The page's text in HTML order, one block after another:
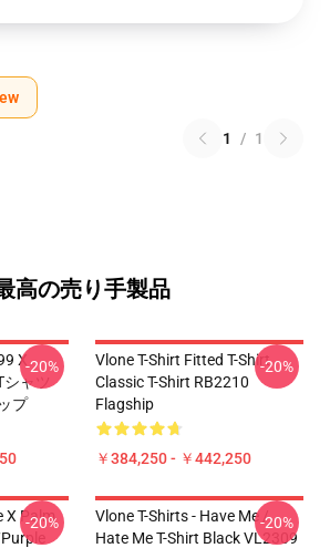
1 / 1
高の売り手製品
X
ャツ
プ
-20%
Vlone T-Shirt Fitted T-Shirt
Classic T-Shirt RB2210
Flagship
￥384,250 - ￥442,250
-20%
X Palm
-20%
Vlone T-Shirts - Have Me /
Hate Me T-Shirt Black VL2309
-20%